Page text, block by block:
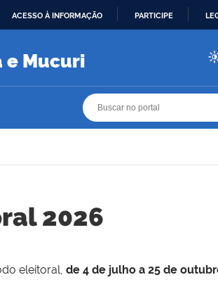
ACESSO À INFORMAÇÃO PARTICIPE
e Mucuri
2026
eleitoral, de 4 de julho a 25 de